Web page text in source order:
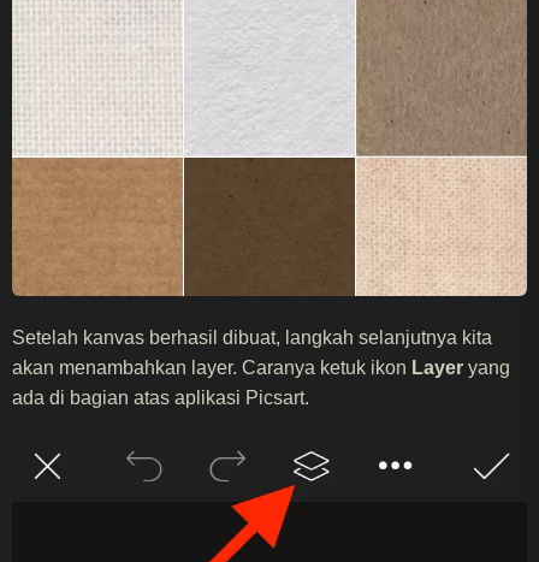
Setelah kanvas berhasil dibuat, langkah selanjutnya kita
akan menambahkan layer. Caranya ketuk ikon Layer yang
ada di bagian atas aplikasi Picsart.